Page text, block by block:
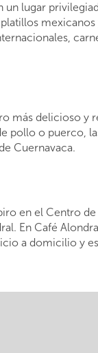
un lugar
más delicioso y
pollo o puerco,
Cuernavaca.
en el Centro
En Café
a domicilio y